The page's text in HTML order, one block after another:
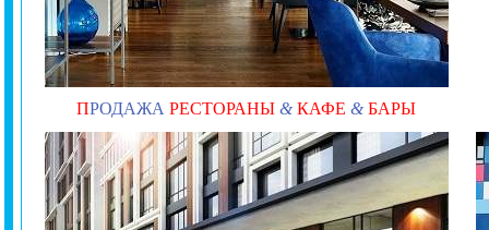
ПРОДАЖА РЕСТОРАНЫ &КАФЕ &БАРЫ